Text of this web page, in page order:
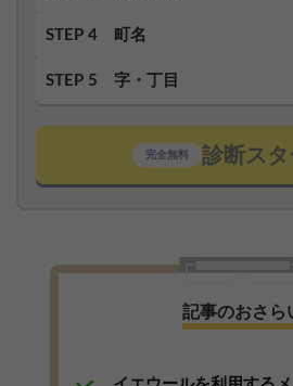
STEP 4 町名
STEP 5 字・丁目
完全無料 診断スタ
記事のおさら